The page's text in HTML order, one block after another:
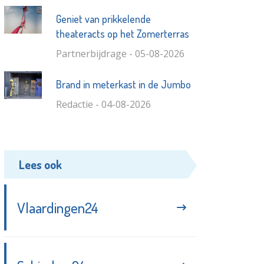
Geniet van prikkelende
theateracts op het Zomerterras
Partnerbijdrage - 05-08-2026
Brand in meterkast in de Jumbo
Redactie - 04-08-2026
Lees ook
Vlaardingen24